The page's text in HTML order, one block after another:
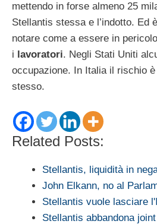
mettendo in forse almeno 25
Stellantis stessa e l’indotto. Ed
notare come a essere in
i lavoratori. Negli Stati Uniti
occupazione. In Italia il rischio
stesso.
Related Posts:
Stellantis, liquidità in
John Elkann, no al
Stellantis vuole lasciare
Stellantis abbandona